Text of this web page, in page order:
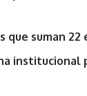
que suman
institucional